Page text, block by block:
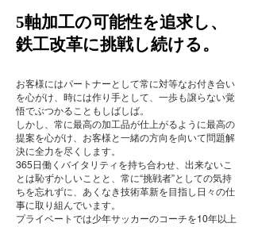
5軸加工の可能性を追求し、
鉄工改革に挑戦し続ける。
お客様にはパートナーとして常に対等なお付き合い
を心がけ、時には作り手として、一歩も譲らない覚
悟でぶつかることもしばしば。
しかし、常に最高の加工品が仕上がるように最高の
提案を心がけ、お客様と一緒の方向を向いて問題解
決に全力を尽くします。
365日働くバイタリティを持ち合わせ、出来ないこ
とは恥ずかしいことと、常に“挑戦者”としての気持
ちを忘れずに、あくなき技術革新を目指し日々の仕
事に取り組んでいます。
プライベートでは少年サッカーのコーチを10年以上